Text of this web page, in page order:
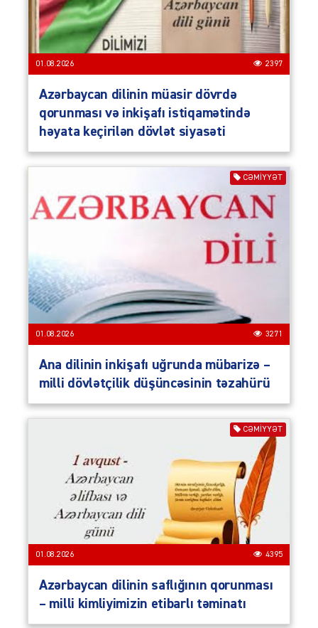
01.08.2026 2397
Azərbaycan dilinin müasir dövrdə
qorunması və inkişafı istiqamətində
həyata keçirilən dövlət siyasəti
CƏMIYYƏT
01.08.2026 3271
Ana dilinin inkişafı uğrunda mübarizə –
milli dövlətçilik düşüncəsinin təzahürü
CƏMIYYƏT
01.08.2026 4395
Azərbaycan dilinin saflığının qorunması
– milli kimliyimizin etibarlı təminatı